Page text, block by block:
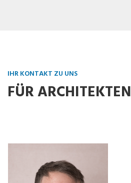
IHR KONTAKT ZU UNS
FÜR ARCHITEKTEN